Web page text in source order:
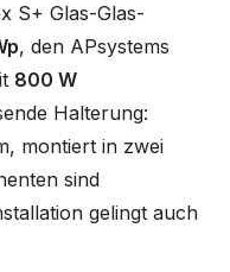
S+ Glas-Glas-
, den APsystems
800 W
Halterung:
montiert in zwei
sind
gelingt auch